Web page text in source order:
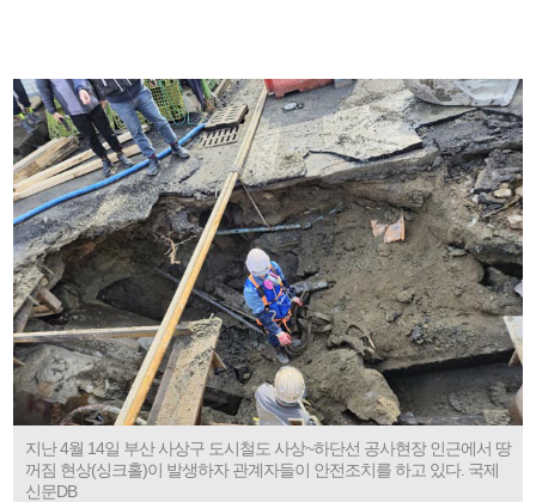
지난 4월 14일 부산 사상구 도시철도 사상~하단선 공사현장 인근에서 땅
꺼짐 현상(싱크홀)이 발생하자 관계자들이 안전조치를 하고 있다. 국제
신문DB